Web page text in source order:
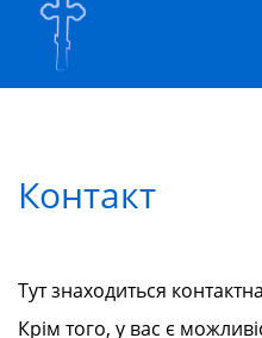
Контакт
Тут знаходиться
Крім того, у вас є